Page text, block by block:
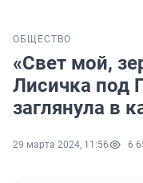
ОБЩЕСТВО
«Свет мой,
Лисичка под
заглянула в
29 марта 2024, 11:56 6